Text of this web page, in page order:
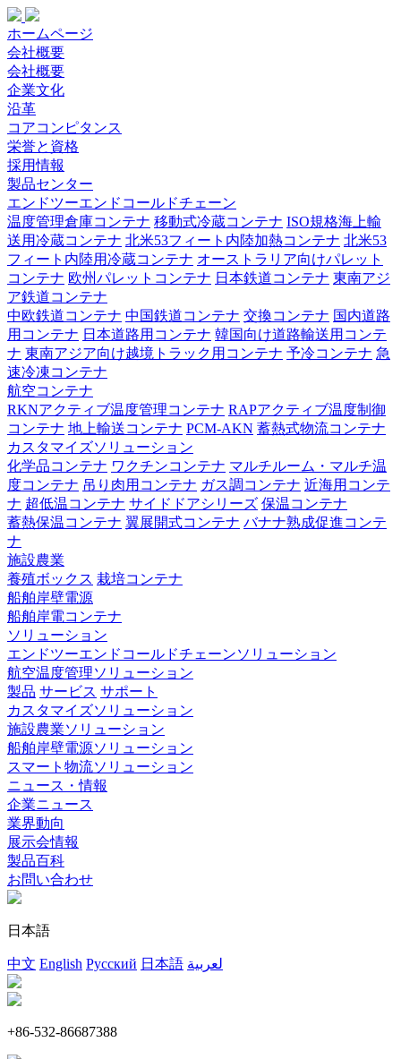
ホームページ
会社概要
会社概要
企業文化
沿革
コアコンピタンス
栄誉と資格
採用情報
製品センター
エンドツーエンドコールドチェーン
温度管理倉庫コンテナ 移動式冷蔵コンテナ ISO規格海上輸
送用冷蔵コンテナ 北米53フィート内陸加熱コンテナ 北米53
フィート内陸用冷蔵コンテナ オーストラリア向けパレット
コンテナ 欧州パレットコンテナ 日本鉄道コンテナ 東南アジ
ア鉄道コンテナ
中欧鉄道コンテナ 中国鉄道コンテナ 交換コンテナ 国内道路
用コンテナ 日本道路用コンテナ 韓国向け道路輸送用コンテ
ナ 東南アジア向け越境トラック用コンテナ 予冷コンテナ 急
速冷凍コンテナ
航空コンテナ
RKNアクティブ温度管理コンテナ RAPアクティブ温度制御
コンテナ 地上輸送コンテナ PCM-AKN 蓄熱式物流コンテナ
カスタマイズソリューション
化学品コンテナ ワクチンコンテナ マルチルーム・マルチ温
度コンテナ 吊り肉用コンテナ ガス調コンテナ 近海用コンテ
ナ 超低温コンテナ サイドドアシリーズ 保温コンテナ
蓄熱保温コンテナ 翼展開式コンテナ バナナ熟成促進コンテ
ナ
施設農業
養殖ボックス 栽培コンテナ
船舶岸壁電源
船舶岸電コンテナ
ソリューション
エンドツーエンドコールドチェーンソリューション
航空温度管理ソリューション
製品 サービス サポート
カスタマイズソリューション
施設農業ソリューション
船舶岸壁電源ソリューション
スマート物流ソリューション
ニュース・情報
企業ニュース
業界動向
展示会情報
製品百科
お問い合わせ
日本語
中文 English Русский 日本語 لعربية
+86-532-86687388